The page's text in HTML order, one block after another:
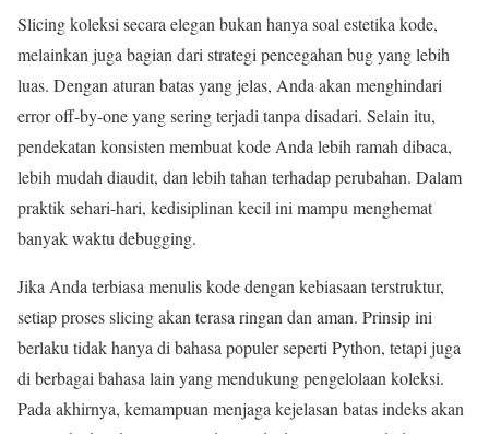
Slicing koleksi secara elegan bukan hanya soal estetika kode,
melainkan juga bagian dari strategi pencegahan bug yang lebih
luas. Dengan aturan batas yang jelas, Anda akan menghindari
error off-by-one yang sering terjadi tanpa disadari. Selain itu,
pendekatan konsisten membuat kode Anda lebih ramah dibaca,
lebih mudah diaudit, dan lebih tahan terhadap perubahan. Dalam
praktik sehari-hari, kedisiplinan kecil ini mampu menghemat
banyak waktu debugging.
Jika Anda terbiasa menulis kode dengan kebiasaan terstruktur,
setiap proses slicing akan terasa ringan dan aman. Prinsip ini
berlaku tidak hanya di bahasa populer seperti Python, tetapi juga
di berbagai bahasa lain yang mendukung pengelolaan koleksi.
Pada akhirnya, kemampuan menjaga kejelasan batas indeks akan